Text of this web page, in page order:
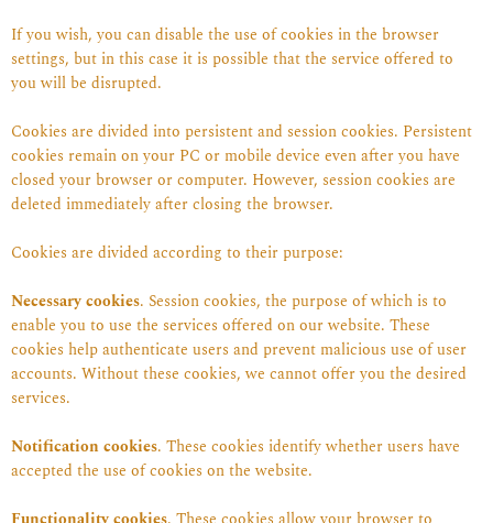
If you wish, you can disable the use of cookies in the browser
settings, but in this case it is possible that the service offered to
you will be disrupted.
Cookies are divided into persistent and session cookies. Persistent
cookies remain on your PC or mobile device even after you have
closed your browser or computer. However, session cookies are
deleted immediately after closing the browser.
Cookies are divided according to their purpose:
Necessary cookies. Session cookies, the purpose of which is to
enable you to use the services offered on our website. These
cookies help authenticate users and prevent malicious use of user
accounts. Without these cookies, we cannot offer you the desired
services.
Notification cookies. These cookies identify whether users have
accepted the use of cookies on the website.